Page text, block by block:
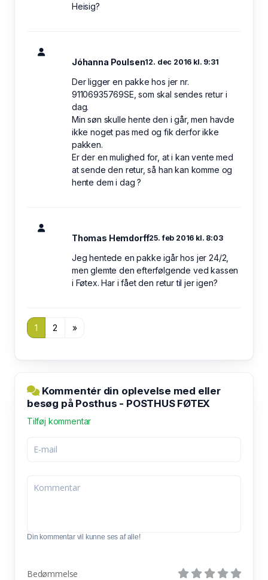
Heisig?
Jóhanna Poulsen12. dec 2016 kl. 9:31
Der ligger en pakke hos jer nr.
91106935769SE, som skal sendes retur i
dag.
Min søn skulle hente den i går, men havde
ikke noget pas med og fik derfor ikke
pakken.
Er der en mulighed for, at i kan vente med
at sende den retur, så han kan komme og
hente dem i dag ?
Thomas Hemdorff25. feb 2016 kl. 8:03
Jeg hentede en pakke igår hos jer 24/2,
men glemte den efterfølgende ved kassen
i Føtex. Har i fået den retur til jer igen?
1 2 »
Kommentér din oplevelse med eller
besøg på Posthus - POSTHUS FØTEX
Tilføj kommentar
Din kommentar vil kunne ses af alle!
Bedømmelse